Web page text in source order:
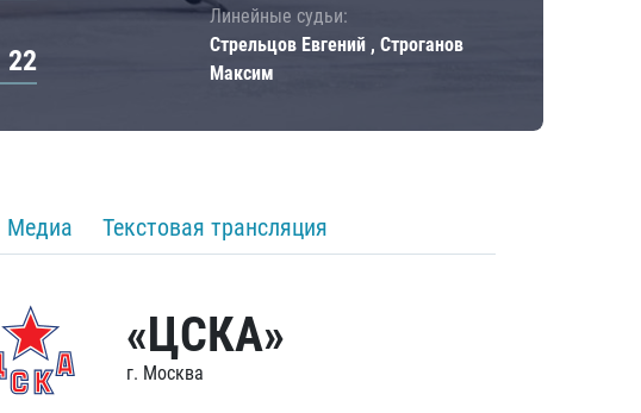
22
Линейные судьи:
Стрельцов Евгений , Строганов
Максим
Медиа Текстовая трансляция
«ЦСКА»
г. Москва